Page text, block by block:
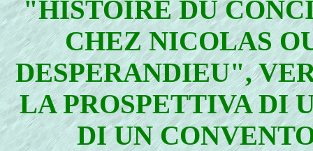
"HISTOIRE DU
CHEZ NICOLAS
DESPERANDIEU",
LA PROSPETTIVA DI
DI UN